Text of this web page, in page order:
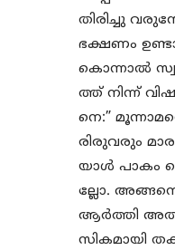
തിരിച്ചു
ഭക്ഷണം
കൊന്നാൽ
ത്ത് നിന്ന്
നെ:”
രിരുവരും
യാൾ പാകം
ല്ലോ.
ആർത്തി
സികമായി